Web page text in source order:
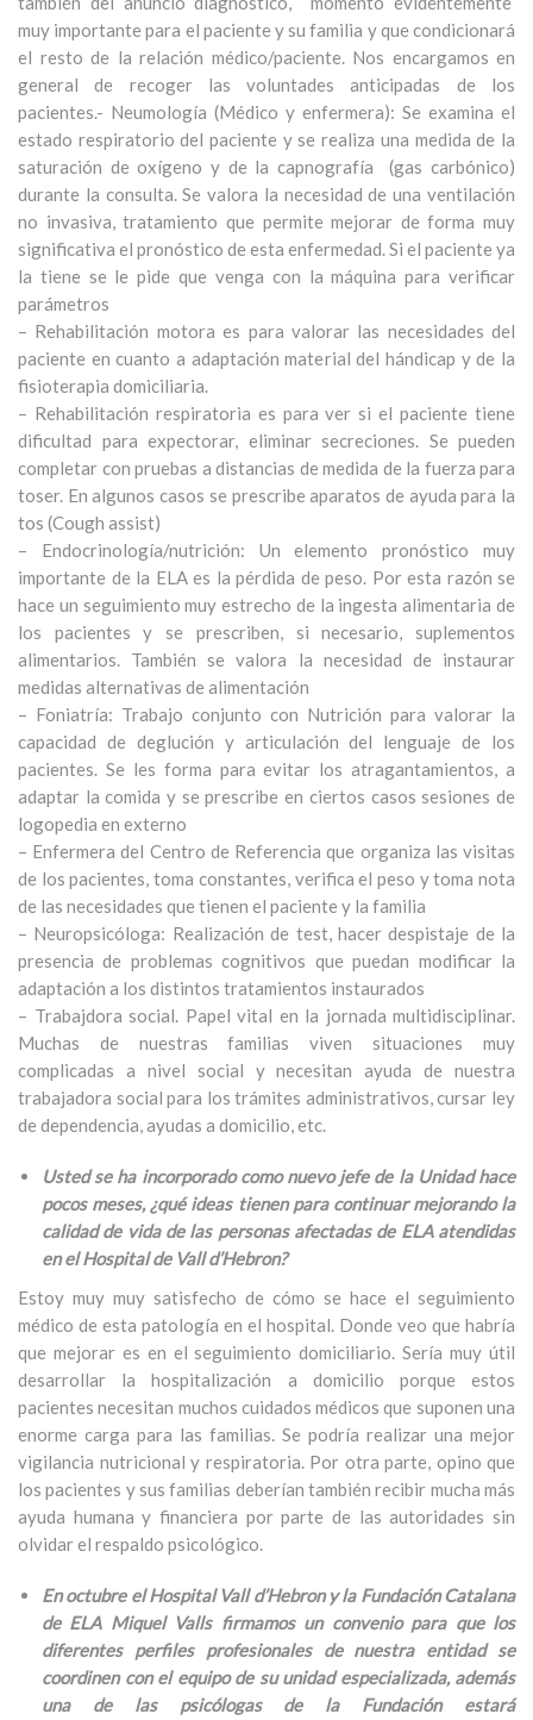
muy importante para el paciente y su familia y que condicionará
el resto de la relación médico/paciente. Nos encargamos en
general de recoger las voluntades anticipadas de los
pacientes.- Neumología (Médico y enfermera): Se examina el
estado respiratorio del paciente y se realiza una medida de la
saturación de oxígeno y de la capnografía (gas carbónico)
durante la consulta. Se valora la necesidad de una ventilación
no invasiva, tratamiento que permite mejorar de forma muy
significativa el pronóstico de esta enfermedad. Si el paciente ya
la tiene se le pide que venga con la máquina para verificar
parámetros
– Rehabilitación motora es para valorar las necesidades del
paciente en cuanto a adaptación material del hándicap y de la
fisioterapia domiciliaria.
– Rehabilitación respiratoria es para ver si el paciente tiene
dificultad para expectorar, eliminar secreciones. Se pueden
completar con pruebas a distancias de medida de la fuerza para
toser. En algunos casos se prescribe aparatos de ayuda para la
tos (Cough assist)
– Endocrinología/nutrición: Un elemento pronóstico muy
importante de la ELA es la pérdida de peso. Por esta razón se
hace un seguimiento muy estrecho de la ingesta alimentaria de
los pacientes y se prescriben, si necesario, suplementos
alimentarios. También se valora la necesidad de instaurar
medidas alternativas de alimentación
– Foniatría: Trabajo conjunto con Nutrición para valorar la
capacidad de deglución y articulación del lenguaje de los
pacientes. Se les forma para evitar los atragantamientos, a
adaptar la comida y se prescribe en ciertos casos sesiones de
logopedia en externo
– Enfermera del Centro de Referencia que organiza las visitas
de los pacientes, toma constantes, verifica el peso y toma nota
de las necesidades que tienen el paciente y la familia
– Neuropsicóloga: Realización de test, hacer despistaje de la
presencia de problemas cognitivos que puedan modificar la
adaptación a los distintos tratamientos instaurados
– Trabajdora social. Papel vital en la jornada multidisciplinar.
Muchas de nuestras familias viven situaciones muy
complicadas a nivel social y necesitan ayuda de nuestra
trabajadora social para los trámites administrativos, cursar ley
de dependencia, ayudas a domicilio, etc.
Usted se ha incorporado como nuevo jefe de la Unidad hace
pocos meses, ¿qué ideas tienen para continuar mejorando la
calidad de vida de las personas afectadas de ELA atendidas
en el Hospital de Vall d’Hebron?
Estoy muy muy satisfecho de cómo se hace el seguimiento
médico de esta patología en el hospital. Donde veo que habría
que mejorar es en el seguimiento domiciliario. Sería muy útil
desarrollar la hospitalización a domicilio porque estos
pacientes necesitan muchos cuidados médicos que suponen una
enorme carga para las familias. Se podría realizar una mejor
vigilancia nutricional y respiratoria. Por otra parte, opino que
los pacientes y sus familias deberían también recibir mucha más
ayuda humana y financiera por parte de las autoridades sin
olvidar el respaldo psicológico.
En octubre el Hospital Vall d’Hebron y la Fundación Catalana
de ELA Miquel Valls firmamos un convenio para que los
diferentes perfiles profesionales de nuestra entidad se
coordinen con el equipo de su unidad especializada, además
una de las psicólogas de la Fundación estará